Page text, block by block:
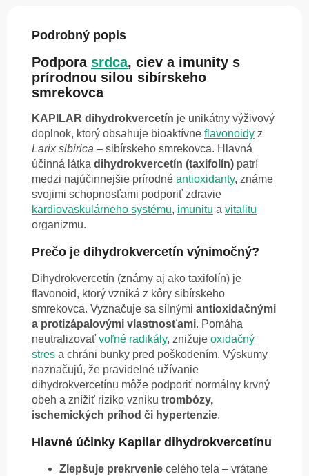
Podrobný popis
Podpora srdca, ciev a imunity s
prírodnou silou sibírskeho
smrekovca
KAPILAR dihydrokvercetín je unikátny výživový
doplnok, ktorý obsahuje bioaktívne flavonoidy z
Larix sibirica – sibírskeho smrekovca. Hlavná
účinná látka dihydrokvercetín (taxifolín) patrí
medzi najúčinnejšie prírodné antioxidanty, známe
svojimi schopnosťami podporiť zdravie
kardiovaskulárneho systému, imunitu a vitalitu
organizmu.
Prečo je dihydrokvercetín výnimočný?
Dihydrokvercetín (známy aj ako taxifolín) je
flavonoid, ktorý vzniká z kôry sibírskeho
smrekovca. Vyznačuje sa silnými antioxidačnými
a protizápalovými vlastnosťami. Pomáha
neutralizovať voľné radikály, znižuje oxidačný
stres a chráni bunky pred poškodením. Výskumy
naznačujú, že pravidelné užívanie
dihydrokvercetínu môže podporiť normálny krvný
obeh a znížiť riziko vzniku trombózy,
ischemických príhod či hypertenzie.
Hlavné účinky Kapilar dihydrokvercetínu
Zlepšuje prekrvenie celého tela – vrátane